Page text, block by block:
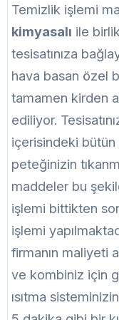
Temizlik işlemi
kimyasalı ile
tesisatınıza
hava basan özel
tamamen kirden
ediliyor.
içerisindeki bütün
peteğinizin
maddeler bu
işlemi bittikten
işlemi
firmanın maliyeti
ve kombiniz için
ısıtma